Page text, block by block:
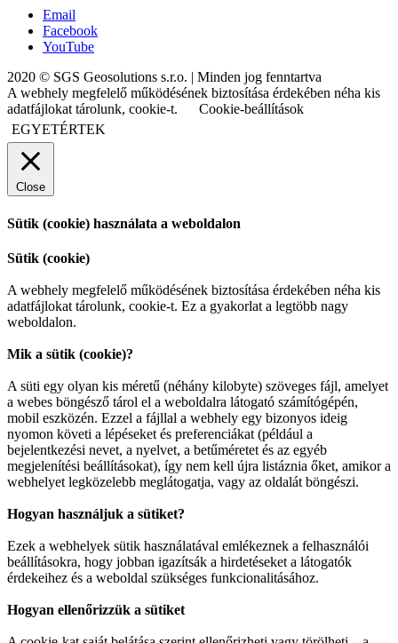
Email
Facebook
YouTube
2020 © SGS Geosolutions s.r.o. | Minden jog fenntartva
A webhely megfelelő működésének biztosítása érdekében néha kis
adatfájlokat tárolunk, cookie-t.
Cookie-beállítások
EGYETÉRTEK
Close
Sütik (cookie) használata a weboldalon
Sütik (cookie)
A webhely megfelelő működésének biztosítása érdekében néha kis
adatfájlokat tárolunk, cookie-t. Ez a gyakorlat a legtöbb nagy
weboldalon.
Mik a sütik (cookie)?
A süti egy olyan kis méretű (néhány kilobyte) szöveges fájl, amelyet
a webes böngésző tárol el a weboldalra látogató számítógépén,
mobil eszközén. Ezzel a fájllal a webhely egy bizonyos ideig
nyomon követi a lépéseket és preferenciákat (például a
bejelentkezési nevet, a nyelvet, a betűméretet és az egyéb
megjelenítési beállításokat), így nem kell újra listáznia őket, amikor a
webhelyet legközelebb meglátogatja, vagy az oldalát böngészi.
Hogyan használjuk a sütiket?
Ezek a webhelyek sütik használatával emlékeznek a felhasználói
beállításokra, hogy jobban igazítsák a hirdetéseket a látogatók
érdekeihez és a weboldal szükséges funkcionalitásához.
Hogyan ellenőrizzük a sütiket